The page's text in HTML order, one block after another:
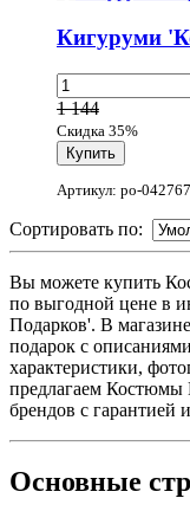
Кигуруми
1 144
Скидка 35%
Артикул: po-042767
Сортировать по:
Вы можете купить
по выгодной цене в
Подарков'. В
подарок с
характеристики,
предлагаем
брендов с гарантией
Основные